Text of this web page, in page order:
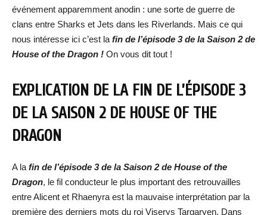
événement apparemment anodin : une sorte de guerre de
clans entre Sharks et Jets dans les Riverlands. Mais ce qui
nous intéresse ici c’est la fin de l’épisode 3 de la Saison 2 de
House of the Dragon ! On vous dit tout !
EXPLICATION DE LA FIN DE L’ÉPISODE 3
DE LA SAISON 2 DE HOUSE OF THE
DRAGON
A la fin de l’épisode 3 de la Saison 2 de House of the
Dragon, le fil conducteur le plus important des retrouvailles
entre Alicent et Rhaenyra est la mauvaise interprétation par la
première des derniers mots du roi Viserys Targaryen. Dans